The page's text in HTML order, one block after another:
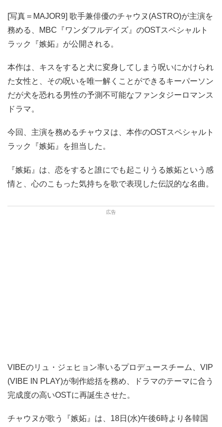
[写真＝MAJOR9] 歌手兼俳優のチャウヌ(ASTRO)が主演を
務める、MBC『ワンダフルデイズ』のOSTスペシャルト
ラック『嫉妬』が公開される。
本作は、キスをすると犬に変身してしまう呪いにかけられ
た女性と、その呪いを唯一解くことができるキーパーソン
だが犬を恐れる男性の予測不可能なファンタジーロマンス
ドラマ。
今回、主演を務めるチャウヌは、本作のOSTスペシャルト
ラック『嫉妬』を担当した。
『嫉妬』は、恋をすると誰にでも起こりうる嫉妬という感
情と、心のこもった気持ちを歌で表現した伝説的な名曲。
VIBEのリュ・ジェヒョン率いるプロデュースチーム、VIP
(VIBE IN PLAY)が制作総括を務め、ドラマのテーマに合う
完成度の高いOSTに再誕生させた。
チャウヌが歌う『嫉妬』は、18日(水)午後6時より各韓国